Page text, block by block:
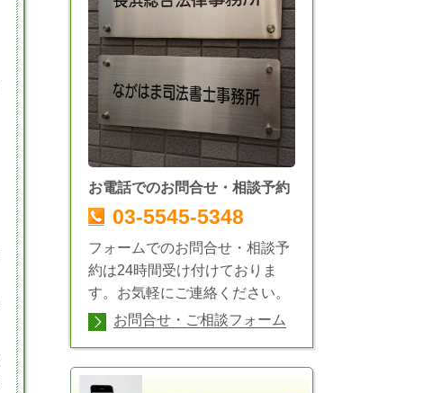
お電話でのお問合せ・相談予約
03-5545-5348
フォームでのお問合せ・相談予
約は24時間受け付けておりま
す。お気軽にご連絡ください。
お問合せ・ご相談フォーム